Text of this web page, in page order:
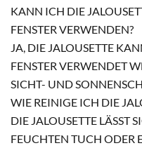
KANN ICH DIE
FENSTER VERWENDEN?
JA, DIE JALOUSETTE
FENSTER VERWENDET
SICHT- UND
WIE REINIGE ICH DIE
DIE JALOUSETTE LÄSST
FEUCHTEN TUCH ODER